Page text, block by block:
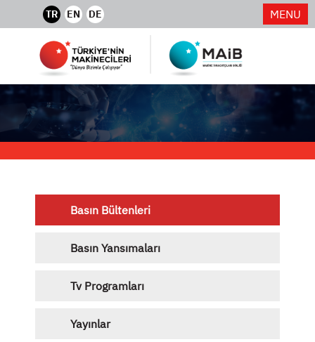
TR EN DE MENU
Basın Bültenleri
Basın Yansımaları
Tv Programları
Yayınlar